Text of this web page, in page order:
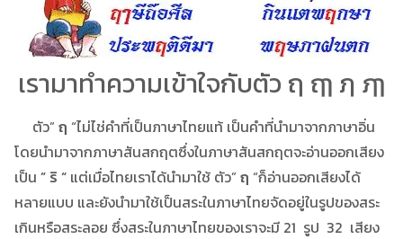
เรามาทำความเข้าใจกับตัว ฤ ฤๅ ฦ ฦๅ
ตัว” ฤ “ไม่ไช่คำที่เป็นภาษาไทยแท้ เป็นคำที่นำมาจากภาษาอิ่น
โดยนำมาจากภาษาสันสกฤตซึ่งในภาษาสันสกฤตจะอ่านออกเสียง
เป็น ” ริ “ แต่เมื่อไทยเราได้นำมาใช้ ตัว” ฤ “ก็อ่านออกเสียงได้
หลายแบบ และยังนำมาใช้เป็นสระในภาษาไทยจัดอยู่ในรูปของสระ
เกินหรือสระลอย ซึ่งสระในภาษาไทยของเราจะมี 21 รูป 32 เสียง